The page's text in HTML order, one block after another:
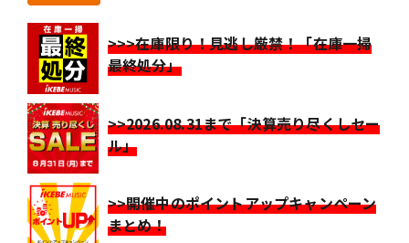
>>>在庫限り！見逃し厳禁！「在庫一掃
最終処分」
>>2026.08.31まで「決算売り尽くしセー
ル」
>>開催中のポイントアップキャンペーン
まとめ！